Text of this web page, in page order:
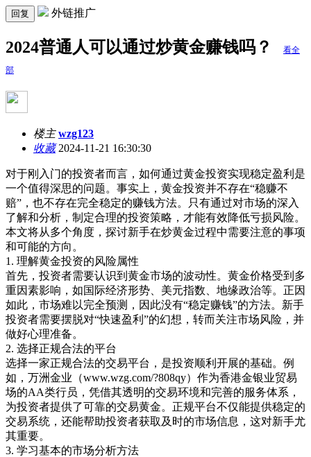
回复 外链推广
2024普通人可以通过炒黄金赚钱吗？ 看全
部
楼主 wzg123
收藏2024-11-21 16:30:30
对于刚入门的投资者而言，如何通过黄金投资实现稳定盈利是
一个值得深思的问题。事实上，黄金投资并不存在“稳赚不
赔” ，也不存在完全稳定的赚钱方法。只有通过对市场的深入
了解和分析，制定合理的投资策略，才能有效降低亏损风险。
本文将从多个角度，探讨新手在炒黄金过程中需要注意的事项
和可能的方向。
1. 理解黄金投资的风险属性
首先，投资者需要认识到黄金市场的波动性。黄金价格受到多
重因素影响，如国际经济形势、美元指数、地缘政治等。正因
如此，市场难以完全预测，因此没有“稳定赚钱”的方法。新手
投资者需要摆脱对“快速盈利 ”的幻想，转而关注市场风险，并
做好心理准备。
2. 选择正规合法的平台
选择一家正规合法的交易平台，是投资顺利开展的基础。例
如，万洲金业（www.wzg.com/?808qy）作为香港金银业贸易
场的AA类行员，凭借其透明的交易环境和完善的服务体系，
为投资者提供了可靠的交易黄金。正规平台不仅能提供稳定的
交易系统，还能帮助投资者获取及时的市场信息，这对新手尤
其重要。
3. 学习基本的市场分析方法